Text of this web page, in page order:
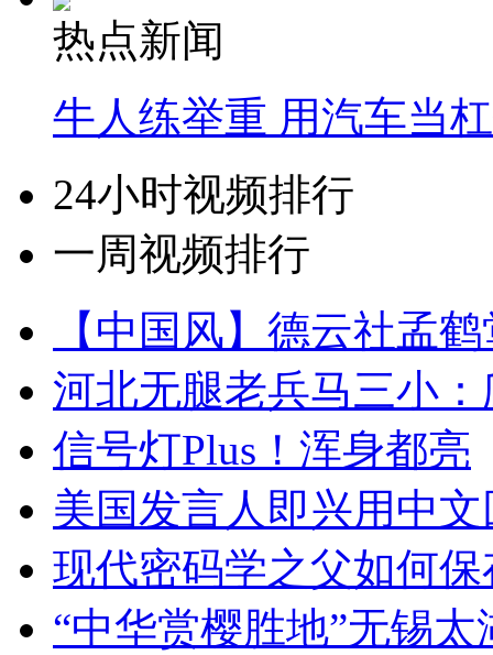
热点新闻
牛人练举重 用汽车当
24小时视频排行
一周视频排行
【中国风】德云社孟
河北无腿老兵马三小
信号灯Plus！浑身都亮
美国发言人即兴用中
现代密码学之父如何
“中华赏樱胜地”无锡